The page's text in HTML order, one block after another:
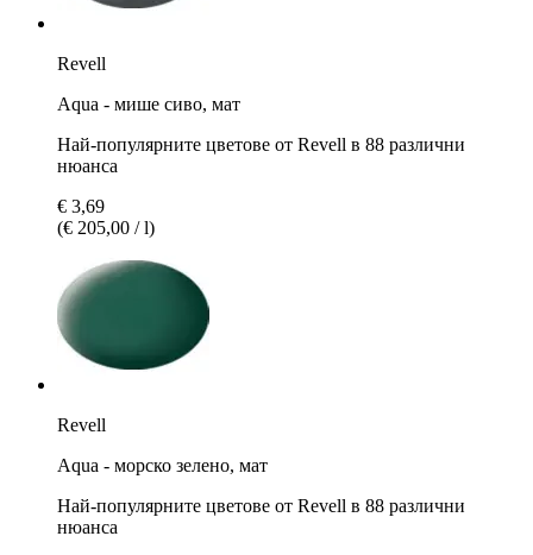
Revell
Aqua - мише сиво, мат
Най-популярните цветове от Revell в 88 различни
нюанса
€ 3,69
(€ 205,00 / l)
Revell
Aqua - морско зелено, мат
Най-популярните цветове от Revell в 88 различни
нюанса